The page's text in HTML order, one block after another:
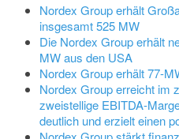
Nordex Group erhält
insgesamt 525 MW
Die Nordex Group erhält
MW aus den USA
Nordex Group erhält 77-
Nordex Group erreicht im
zweistellige EBITDA-
deutlich und erzielt einen